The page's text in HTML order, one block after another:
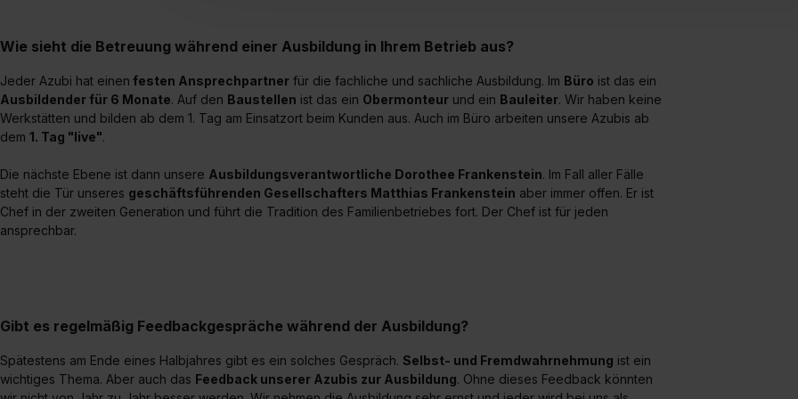
jederzeit mit Wirkung für die Zukunft ganz oder teilweise über unsere Datenschutzerklärung
„Datenschutz-Einstellungen“ widerrufen. Weitere Informationen zu den einzelnen Cookies
„Details zeigen“. Weitere Informationen:Datenschutzerklärung,Impressum
Wie sieht die Betreuung während einer Ausbildung in Ihrem Betrieb aus?
Jeder Azubi hat einen festen Ansprechpartner für die fachliche und sachliche Ausbildung. Im Büro ist das ein
Ausbildender für 6 Monate. Auf den Baustellen ist das ein Obermonteur und ein Bauleiter. Wir haben keine
Werkstätten und bilden ab dem 1. Tag am Einsatzort beim Kunden aus. Auch im Büro arbeiten unsere Azubis ab
dem1. Tag "live".
Die nächste Ebene ist dann unsere Ausbildungsverantwortliche Dorothee Frankenstein. Im Fall aller Fälle
steht die Tür unseres geschäftsführenden Gesellschafters Matthias Frankenstein aber immer offen. Er ist
Chef in der zweiten Generation und führt die Tradition des Familienbetriebes fort. Der Chef ist für jeden
ansprechbar.
Gibt es regelmäßig Feedbackgespräche während der Ausbildung?
Spätestens am Ende eines Halbjahres gibt es ein solches Gespräch. Selbst- und Fremdwahrnehmung ist ein
wichtiges Thema. Aber auch das Feedback unserer Azubis zur Ausbildung. Ohne dieses Feedback könnten